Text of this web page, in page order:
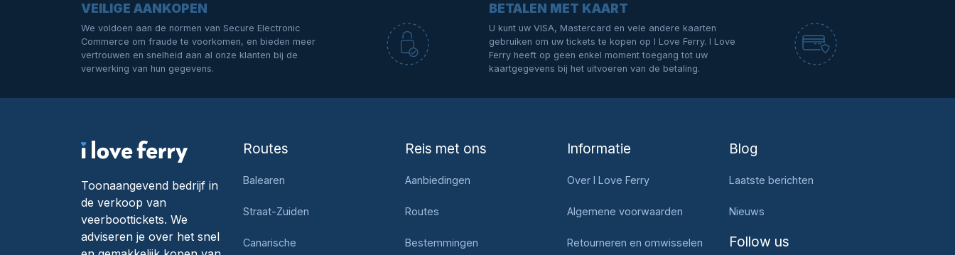
VEILIGE AANKOPEN
We voldoen aan de normen van Secure Electronic
Commerce om fraude te voorkomen, en bieden meer
vertrouwen en snelheid aan al onze klanten bij de
verwerking van hun gegevens.
BETALEN MET KAART
U kunt uw VISA, Mastercard en vele andere kaarten
gebruiken om uw tickets te kopen op I Love Ferry. I Love
Ferry heeft op geen enkel moment toegang tot uw
kaartgegevens bij het uitvoeren van de betaling.
Toonaangevend bedrijf in
de verkoop van
veerboottickets. We
adviseren je over het snel
Routes
Balearen
Straat-Zuiden
Canarische
Reis met ons
Aanbiedingen
Routes
Bestemmingen
Informatie
Over I Love Ferry
Algemene voorwaarden
Retourneren en omwisselen
Blog
Laatste berichten
Nieuws
Follow us